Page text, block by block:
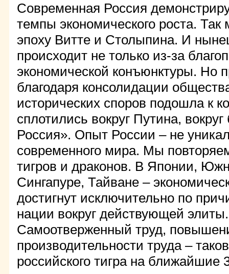
Современная Россия
темпы экономического роста.
эпоху Витте и Столыпина. И
происходит не только из-за
экономической конъюнктуры. Но
благодаря консолидации
исторических споров подошла к
сплотились вокруг Путина,
Россия». Опыт России – не
современного мира. Мы
тигров и драконов. В Японии,
Сингапуре, Тайване –
достигнут исключительно по
нации вокруг действующей элиты.
Самоотверженный труд,
производительности труда –
российского тигра на ближайшие